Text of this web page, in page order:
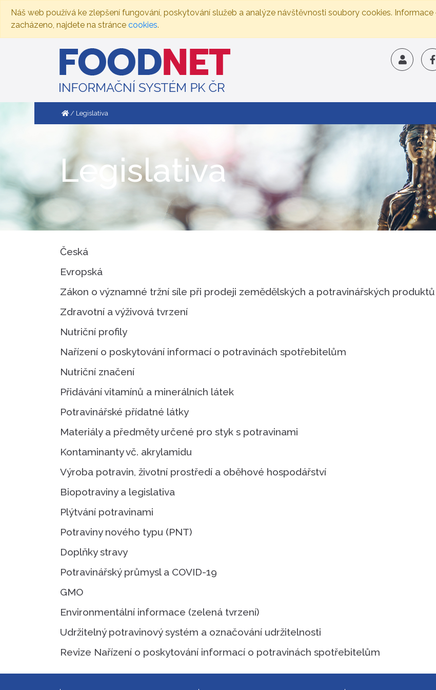
Náš web používá ke zlepšení fungování, poskytování služeb a analýze návštěvnosti soubory cookies.
zacházeno, najdete na stránce cookies.
Legislativa
Legislativa
Česká
Evropská
Zákon o významné tržní síle při prodeji zemědělských a potravinářských
Zdravotní a výživová tvrzení
Nutriční profily
Nařízení o poskytování informací o potravinách spotřebitelům
Nutriční značení
Přidávání vitamínů a minerálních látek
Potravinářské přídatné látky
Materiály a předměty určené pro styk s potravinami
Kontaminanty vč. akrylamidu
Výroba potravin, životní prostředí a oběhové hospodářství
Biopotraviny a legislativa
Plýtvání potravinami
Potraviny nového typu (PNT)
Doplňky stravy
Potravinářský průmysl a COVID-19
GMO
Environmentální informace (zelená tvrzení)
Udržitelný potravinový systém a označování udržitelnosti
Revize Nařízení o poskytování informací o potravinách spotřebitelům